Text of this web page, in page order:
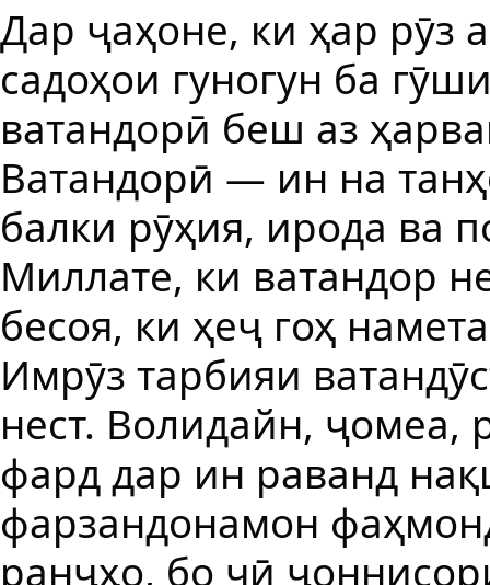
Дар ҷаҳоне, ки ҳар рӯз
садоҳои гуногун ба
ватандорӣ беш аз
Ватандорӣ — ин на
балки рӯҳия, ирода ва
Миллате, ки ватандор
бесоя, ки ҳеҷ гоҳ
Имрӯз тарбияи
нест. Волидайн, ҷомеа,
фард дар ин раванд
фарзандонамон
ранҷҳо, бо чӣ